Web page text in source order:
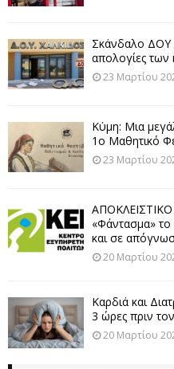
Σκάνδαλο ΔΟΥ
απολογίες
23 Μαρτίου
Κύμη: Μια
1ο Μαθητικό
23 Μαρτίου
ΑΠΟΚΛΕΙΣΤΙΚΟ
«Φάντασμα»
και σε
20 Μαρτίου
Καρδιά και
3 ώρες πριν
20 Μαρτίου